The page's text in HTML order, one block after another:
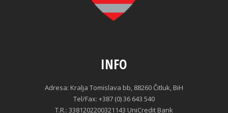
INFO
Adresa: Kralja Tomislava bb, 88260 Čitluk, BiH
Tel/Fax: +387 (0) 36 643 540
T.R.: 3381202200321143 UniCredit Bank